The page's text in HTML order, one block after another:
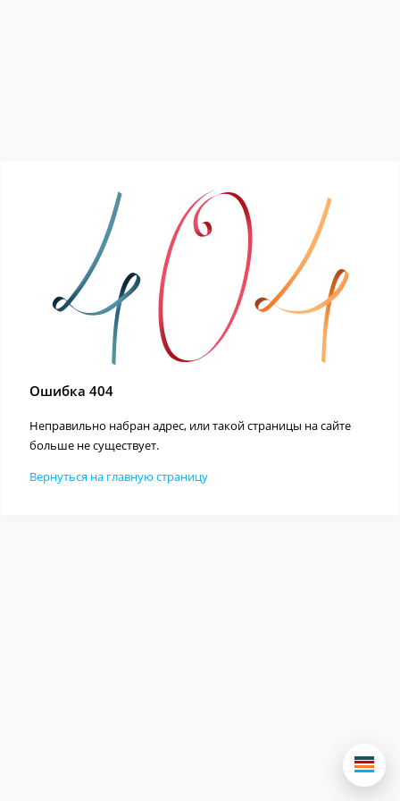
Ошибка 404
Неправильно набран адрес, или такой страницы на сайте
больше не существует.
Вернуться на главную страницу